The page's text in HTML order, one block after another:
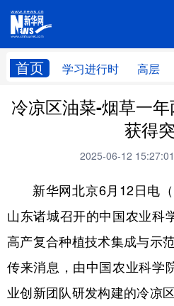
首页 学习进行时 高层
网站
学习进行时 高层
财经
科技 科创
文化 书画
法律 中央文件
冷凉区油菜-烟草一
获得
2025-06-12 15:27:01
新华网北京6月12日电
山东诸城召开的中国农业科
高产复合种植技术集成与示
传来消息，由中国农业科学
业创新团队研发构建的冷凉